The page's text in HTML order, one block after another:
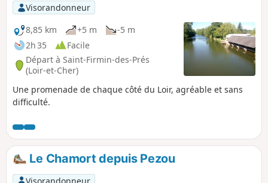
Visorandonneur
8,85 km
+5 m
-5 m
2h 35
Facile
Départ à Saint-Firmin-des-Prés
(Loir-et-Cher)
Une promenade de chaque côté du Loir, agréable et sans
difficulté.
Le Chamort depuis Pezou
Visorandonneur